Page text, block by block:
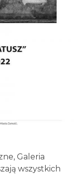
Galeria
wszystkich